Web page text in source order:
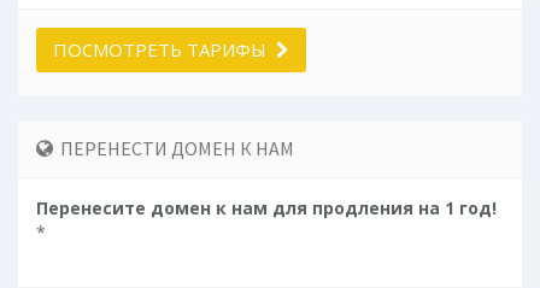
ПОСМОТРЕТЬ ТАРИФЫ
ПЕРЕНЕСТИ ДОМЕН К НАМ
Перенесите домен к нам для продления на 1 год!
*